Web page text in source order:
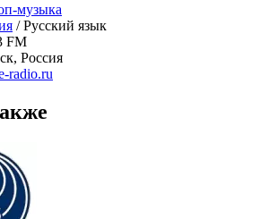
музыка
/ Русский язык
FM
Россия
radio.ru